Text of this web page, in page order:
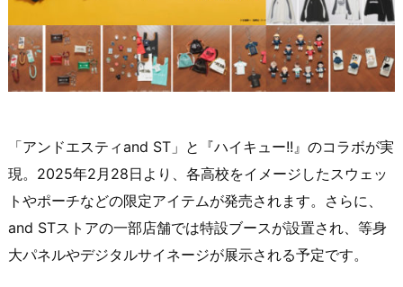
「アンドエスティand ST」と『ハイキュー!!』のコラボが実
現。​2025年2月28日より、各高校をイメージしたスウェッ
トやポーチなどの限定アイテムが発売されます。​さらに、
and STストアの一部店舗では特設ブースが設置され、等身
大パネルやデジタルサイネージが展示される予定です。